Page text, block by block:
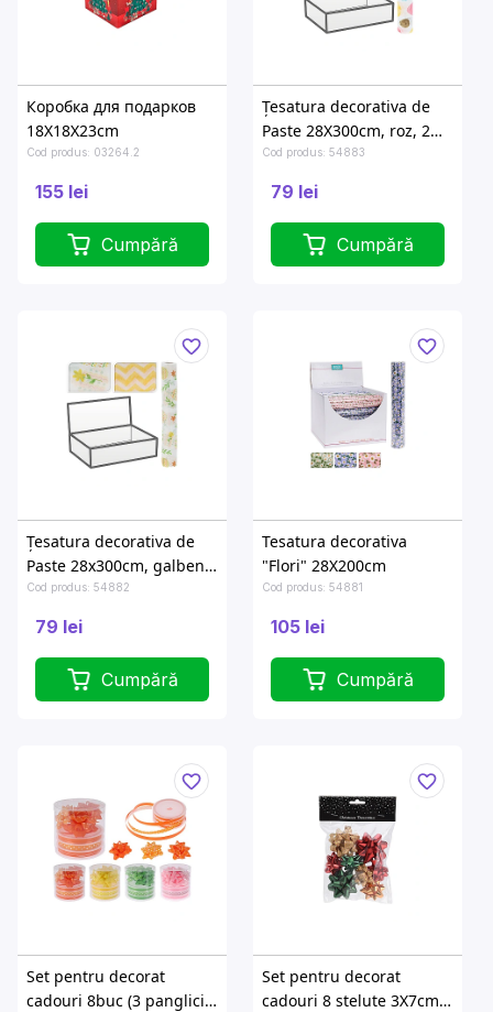
Коробка для подарков
18X18X23cm
Cod produs: 03264.2
155 lei
Cumpără
Țesatura decorativa de
Paste 28X300cm, roz, 2
tipuri
Cod produs: 54883
79 lei
Cumpără
Țesatura decorativa de
Paste 28x300cm, galben.
2 tipuri
Cod produs: 54882
79 lei
Cumpără
Tesatura decorativa
"Flori" 28X200cm
Cod produs: 54881
105 lei
Cumpără
Set pentru decorat
cadouri 8buc (3 panglici
Set pentru decorat
cadouri 8 stelute 3X7cm,